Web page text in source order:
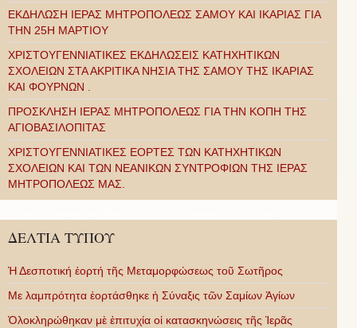
ΕΚΔΗΛΩΣΗ ΙΕΡΑΣ ΜΗΤΡΟΠΟΛΕΩΣ ΣΑΜΟΥ ΚΑΙ ΙΚΑΡΙΑΣ ΓΙΑ
ΤΗΝ 25Η ΜΑΡΤΙΟΥ
ΧΡΙΣΤΟΥΓΕΝΝΙΑΤΙΚΕΣ ΕΚΔΗΛΩΣΕΙΣ ΚΑΤΗΧΗΤΙΚΩΝ
ΣΧΟΛΕΙΩΝ ΣΤΑ ΑΚΡΙΤΙΚΑ ΝΗΣΙΑ ΤΗΣ ΣΑΜΟΥ ΤΗΣ ΙΚΑΡΙΑΣ
ΚΑΙ ΦΟΥΡΝΩΝ .
ΠΡΟΣΚΛΗΣΗ ΙΕΡΑΣ ΜΗΤΡΟΠΟΛΕΩΣ ΓΙΑ ΤΗΝ ΚΟΠΗ ΤΗΣ
ΑΓΙΟΒΑΣΙΛΟΠΙΤΑΣ
ΧΡΙΣΤΟΥΓΕΝΝΙΑΤΙΚΕΣ ΕΟΡΤΕΣ ΤΩΝ ΚΑΤΗΧΗΤΙΚΩΝ
ΣΧΟΛΕΙΩΝ ΚΑΙ ΤΩΝ ΝΕΑΝΙΚΩΝ ΣΥΝΤΡΟΦΙΩΝ ΤΗΣ ΙΕΡΑΣ
ΜΗΤΡΟΠΟΛΕΩΣ ΜΑΣ.
ΔΕΛΤΙΑ ΤΥΠΟΥ
Ἡ Δεσποτική ἑορτή τῆς Μεταμορφώσεως τοῦ Σωτῆρος
Με λαμπρότητα ἑορτάσθηκε ἡ Σύναξις τῶν Σαμίων Ἁγίων
Ὁλοκληρώθηκαν μὲ ἐπιτυχία οἱ κατασκηνώσεις τῆς Ἱερᾶς